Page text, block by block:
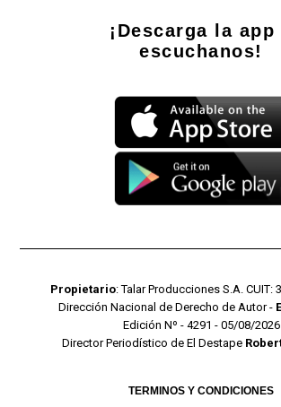
¡Descarga la app
escuchanos!
Propietario: Talar Producciones S.A. CUIT:
Dirección Nacional de Derecho de Autor -
Edición Nº - 4291 - 05/08/2026
Director Periodístico de El Destape
TERMINOS Y CONDICIONES